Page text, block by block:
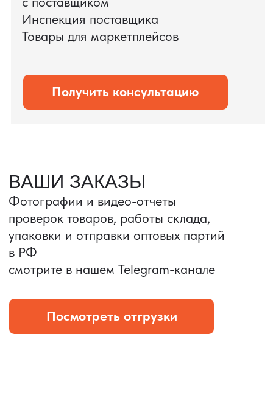
Оставить заявку
Портативные колонки
Условия: Тираж 3100 шт.
Колонка с шнуром
зарядным, без коробки
и ложемента (эвы).
Магнитная зарядка 3в1.
15w.
Комплект: устройство +
провод Type C.
КОНТРОЛЬ КАЧЕСТВА
Проверка по ТЗ включает: